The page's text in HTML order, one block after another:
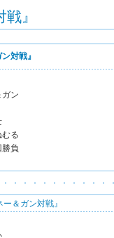
』
対戦』
ン
勝負
＆ガン対戦』